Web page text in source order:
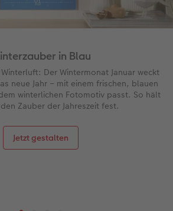
in Blau
Der Wintermonat Januar weckt
neue Jahr – mit einem frischen, blauen
winterlichen Fotomotiv passt. So hält
Zauber der Jahreszeit fest.
Jetzt gestalten